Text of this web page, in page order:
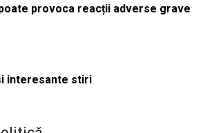
provoca reacții adverse grave
interesante stiri